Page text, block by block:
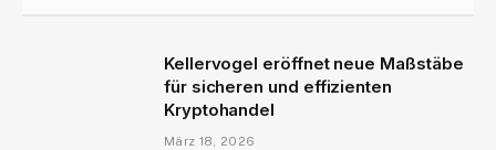
Kellervogel eröffnet neue Maßstäbe
für sicheren und effizienten
Kryptohandel
März 18, 2026